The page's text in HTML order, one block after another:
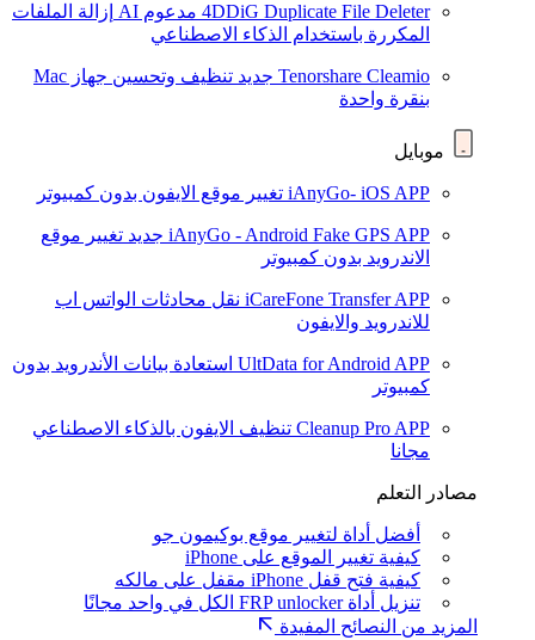
4DDiG Duplicate File Deleter مدعوم AI
إزالة الملفات
المكررة باستخدام الذكاء الاصطناعي
Tenorshare Cleamio جديد
تنظيف وتحسين جهاز Mac
بنقرة واحدة
موبايل
iAnyGo- iOS APP تغيير موقع الايفون بدون كمبيوتر
iAnyGo - Android Fake GPS APP جديد تغيير موقع
الاندرويد بدون كمبيوتر
iCareFone Transfer APP نقل محادثات الواتس اب
للاندرويد والايفون
UltData for Android APP استعادة بيانات الأندرويد بدون
كمبيوتر
Cleanup Pro APP تنظيف الايفون بالذكاء الاصطناعي
مجانا
مصادر التعلم
أفضل أداة لتغيير موقع بوكيمون جو
كيفية تغيير الموقع على iPhone
كيفية فتح قفل iPhone مقفل على مالكه
تنزيل أداة FRP unlocker الكل في واحد مجانًا
المزيد من النصائح المفيدة